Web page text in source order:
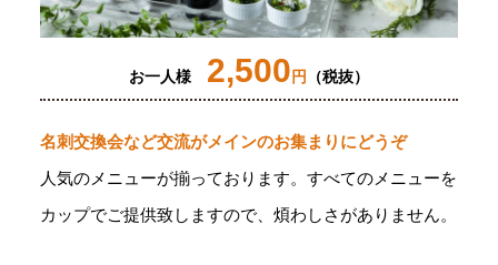
お一人様 2,500 円 （税抜）
名刺交換会など交流がメインのお集まりにどうぞ
人気のメニューが揃っております。すべてのメニューを
カップでご提供致しますので、煩わしさがありません。